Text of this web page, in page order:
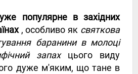
популярне в західних
, особливо як святкова
баранини в молоці
запахцього виду
дуже м'яким, що тане в